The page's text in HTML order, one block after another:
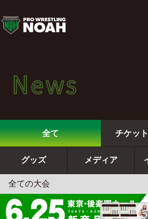
ニ
ュ
ー
ス
|
プ
ロ
レ
News
ニュース
News
全て チケッ
グッズ メディア